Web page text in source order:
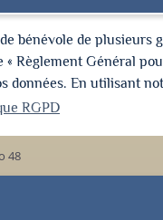
bénévole de
Règlement Général
données. En utilisant
RGPD
48